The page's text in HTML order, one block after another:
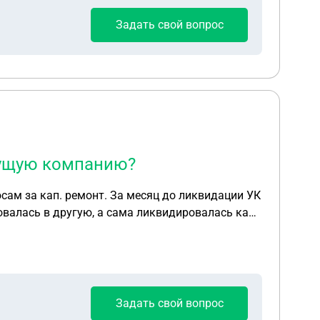
Задать свой вопрос
компанию?
за кап. ремонт. За месяц до ликвидации УК
в другую, а сама ликвидировалась как
Задать свой вопрос